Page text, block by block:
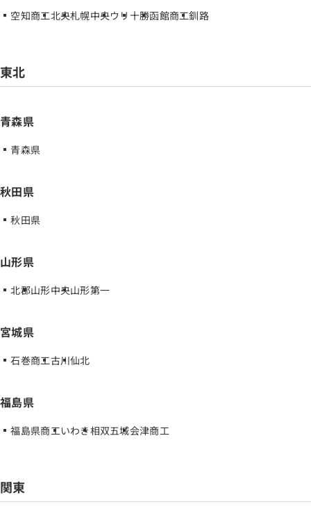
空知商工北央札幌中央ウリ 十勝函館商工釧路
東北
青森県
青森県
秋田県
秋田県
山形県
北郡山形中央山形第一
宮城県
石巻商工古川仙北
福島県
福島県商工いわき相双五城会津商工
関東